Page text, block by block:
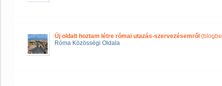
Új oldalt hoztam létre római utazás-szervezésemről
Róma Közösségi Oldala